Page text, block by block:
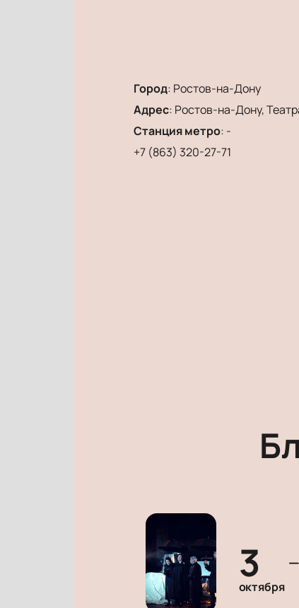
Город: Ростов-на-Дону
Адрес: Ростов-на-Дону,
Станция метро: -
+7 (863) 320-27-71
3
октября
—